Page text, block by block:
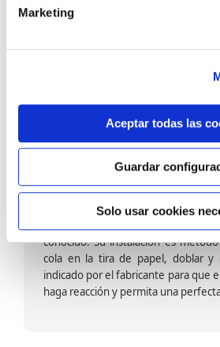
Marketing
Aceptar todas las
Guardar
Solo usar cookies
barniz multiadherente en base
fuegos, se recomienda proteger
dado que el frotar en exceso
colocación es cola en la pared
colocación es fácil rápida y sencilla.
Papel pintado calidad papel:
Formado por una capa de papel
conocido. Su instalación es
cola en la tira de papel, doblar y
indicado por el fabricante para que
haga reacción y permita una